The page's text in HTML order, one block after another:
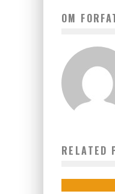
OM
RELATED